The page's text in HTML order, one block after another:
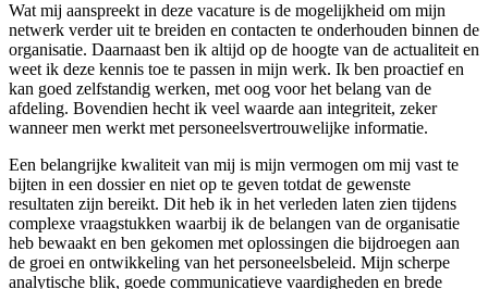
Wat mij aanspreekt in deze vacature is de mogelijkheid om mijn
netwerk verder uit te breiden en contacten te onderhouden binnen de
organisatie. Daarnaast ben ik altijd op de hoogte van de actualiteit en
weet ik deze kennis toe te passen in mijn werk. Ik ben proactief en
kan goed zelfstandig werken, met oog voor het belang van de
afdeling. Bovendien hecht ik veel waarde aan integriteit, zeker
wanneer men werkt met personeelsvertrouwelijke informatie.
Een belangrijke kwaliteit van mij is mijn vermogen om mij vast te
bijten in een dossier en niet op te geven totdat de gewenste
resultaten zijn bereikt. Dit heb ik in het verleden laten zien tijdens
complexe vraagstukken waarbij ik de belangen van de organisatie
heb bewaakt en ben gekomen met oplossingen die bijdroegen aan
de groei en ontwikkeling van het personeelsbeleid. Mijn scherpe
analytische blik, goede communicatieve vaardigheden en brede